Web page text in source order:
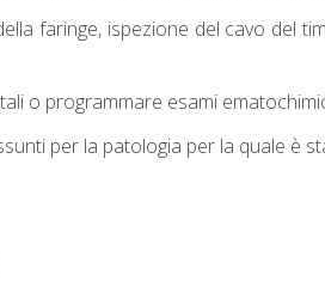
faringe, ispezione del cavo del
o programmare esami
per la patologia per la quale è